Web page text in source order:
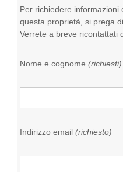
Per richiedere informazioni
questa proprietà, si prega
Verrete a breve ricontattati
Nome e cognome(richiesti)
Indirizzo email(richiesto)